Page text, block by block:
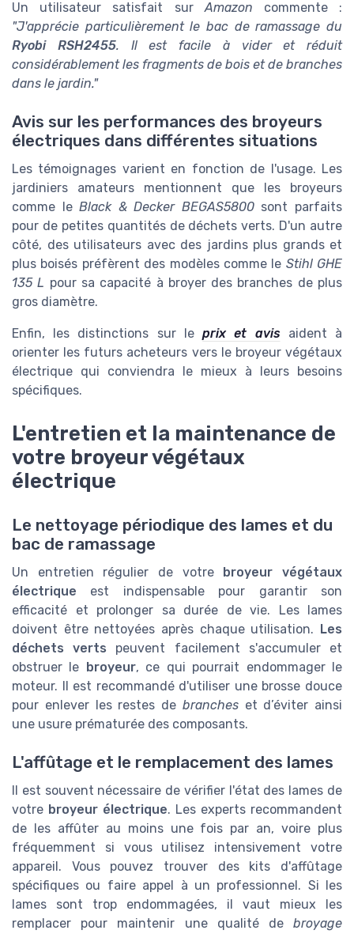
Un utilisateur satisfait surAmazon commente :
"J'apprécie particulièrement le bac de ramassage du
Ryobi RSH2455. Il est facile à vider et réduit
considérablement les fragments de bois et de branches
dans le jardin."
Avis sur les performances des broyeurs
électriques dans différentes situations
Les témoignages varient en fonction de l'usage. Les
jardiniers amateurs mentionnent que les broyeurs
comme leBlack & Decker BEGAS5800sont parfaits
pour de petites quantités de déchets verts. D'un autre
côté, des utilisateurs avec des jardins plus grands et
plus boisés préfèrent des modèles comme le Stihl GHE
135 L pour sa capacité à broyer des branches de plus
gros diamètre.
Enfin, les distinctions sur leprix et avis aident à
orienter les futurs acheteurs vers le broyeur végétaux
électrique qui conviendra le mieux à leurs besoins
spécifiques.
L'entretien et la maintenance de
votre broyeur végétaux
électrique
Le nettoyage périodique des lames et du
bac de ramassage
Un entretien régulier de votre broyeur végétaux
électrique est indispensable pour garantir son
efficacité et prolonger sa durée de vie. Les lames
doivent être nettoyées après chaque utilisation. Les
déchets verts peuvent facilement s'accumuler et
obstruer le broyeur, ce qui pourrait endommager le
moteur. Il est recommandé d'utiliser une brosse douce
pour enlever les restes de brancheset d’éviter ainsi
une usure prématurée des composants.
L'affûtage et le remplacement des lames
Il est souvent nécessaire de vérifier l'état des lames de
votre broyeur électrique. Les experts recommandent
de les affûter au moins une fois par an, voire plus
fréquemment si vous utilisez intensivement votre
appareil. Vous pouvez trouver des kits d'affûtage
spécifiques ou faire appel à un professionnel. Si les
lames sont trop endommagées, il vaut mieux les
remplacer pour maintenir une qualité de broyage